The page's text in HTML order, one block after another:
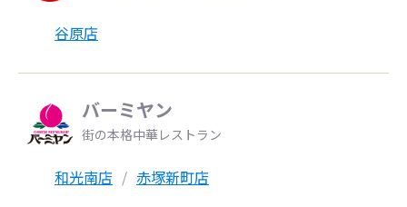
谷原店
バーミヤン
街の本格中華レストラン
和光南店 赤塚新町店